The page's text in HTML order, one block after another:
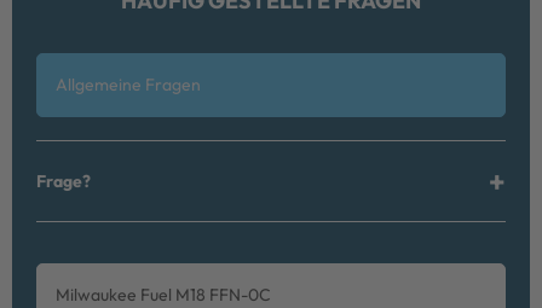
Allgemeine Fragen
Frage?
Milwaukee Fuel M18 FFN-0C